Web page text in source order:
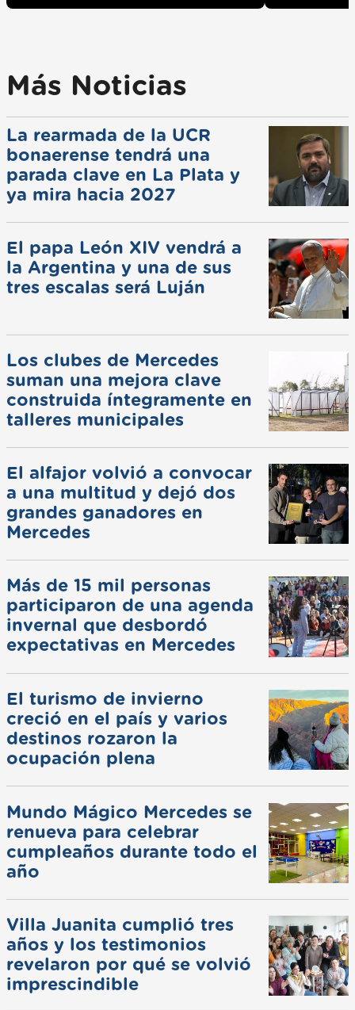
Más Noticias
La rearmada de la UCR
bonaerense tendrá una
parada clave en La Plata y
ya mira hacia 2027
El papa León XIV vendrá a
la Argentina y una de sus
tres escalas será Luján
Los clubes de Mercedes
suman una mejora clave
construida íntegramente en
talleres municipales
El alfajor volvió a convocar
a una multitud y dejó dos
grandes ganadores en
Mercedes
Más de 15 mil personas
participaron de una agenda
invernal que desbordó
expectativas en Mercedes
El turismo de invierno
creció en el país y varios
destinos rozaron la
ocupación plena
Mundo Mágico Mercedes se
renueva para celebrar
cumpleaños durante todo el
año
Villa Juanita cumplió tres
años y los testimonios
revelaron por qué se volvió
imprescindible